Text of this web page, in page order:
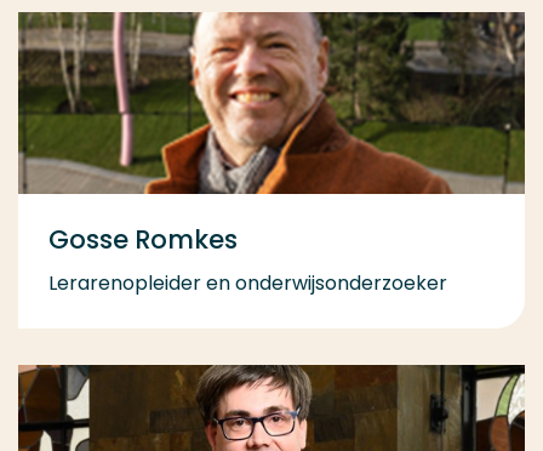
Gosse Romkes
Lerarenopleider en onderwijsonderzoeker